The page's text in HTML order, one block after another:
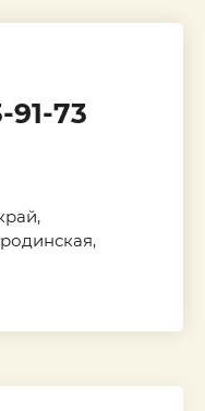
91-73